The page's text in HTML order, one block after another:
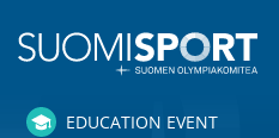
EDUCATION EVENT